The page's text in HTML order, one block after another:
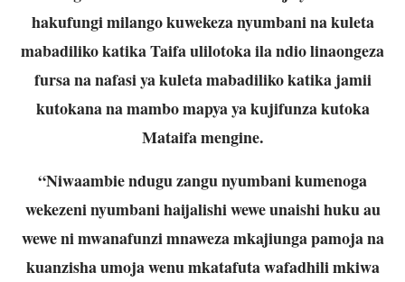
hakufungi milango kuwekeza nyumbani na kuleta
mabadiliko katika Taifa ulilotoka ila ndio linaongeza
fursa na nafasi ya kuleta mabadiliko katika jamii
kutokana na mambo mapya ya kujifunza kutoka
Mataifa mengine.
“Niwaambie ndugu zangu nyumbani kumenoga
wekezeni nyumbani haijalishi wewe unaishi huku au
wewe ni mwanafunzi mnaweza mkajiunga pamoja na
kuanzisha umoja wenu mkatafuta wafadhili mkiwa